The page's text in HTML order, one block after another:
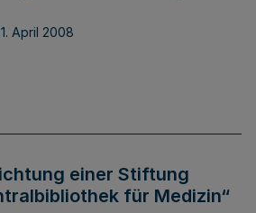
April 2008
einer Stiftung
für Medizin“